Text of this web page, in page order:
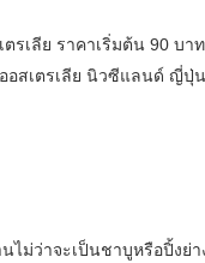
รเลีย ราคาเริ่มต้น 90 บาท
อสเตรเลีย นิวซีแลนด์ ญี่ปุ่
ไม่ว่าจะเป็นชาบูหรือปิ้งย่